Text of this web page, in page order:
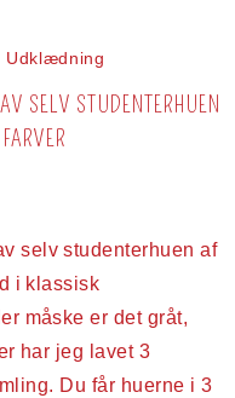
Udklædning
SELV STUDENTERHUEN